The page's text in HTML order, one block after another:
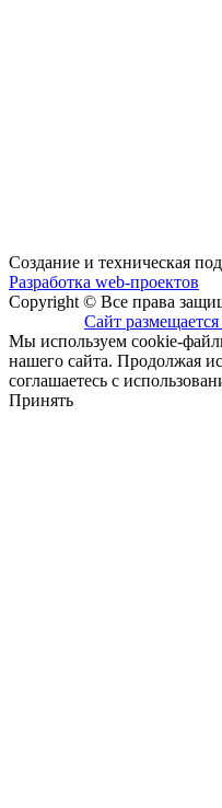
Создание и техническая
Разработка web-проектов
Copyright © Все права
Сайт
Мы используем cookie-
нашего сайта. Продолжая
соглашаетесь с
Принять